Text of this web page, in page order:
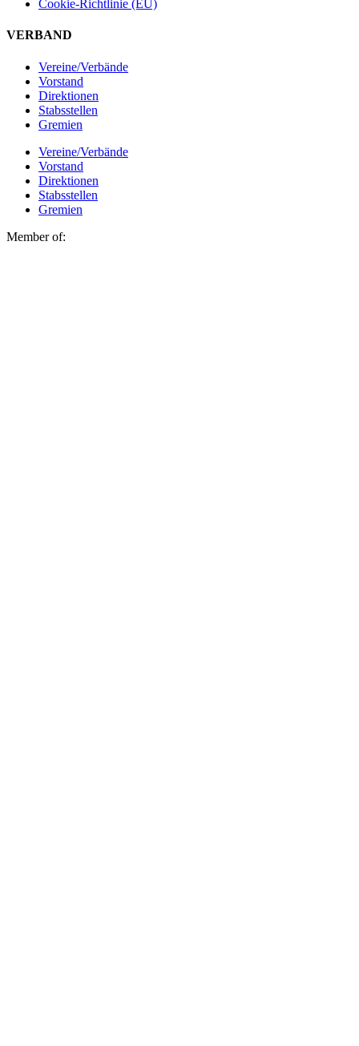
Cookie-Richtlinie (EU)
VERBAND
Vereine/Verbände
Vorstand
Direktionen
Stabsstellen
Gremien
Vereine/Verbände
Vorstand
Direktionen
Stabsstellen
Gremien
Member of: